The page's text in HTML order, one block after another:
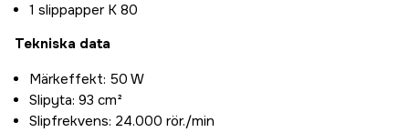
1 slippapper K 80
Tekniska data
Märkeffekt: 50 W
Slipyta: 93 cm²
Slipfrekvens: 24.000 rör./min